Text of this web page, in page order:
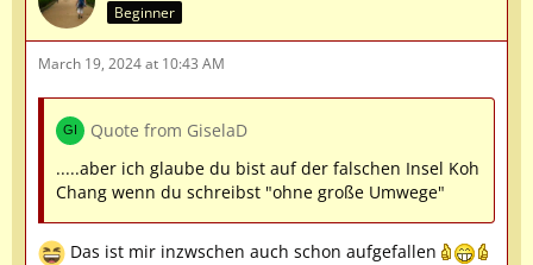
Beginner
March 19, 2024 at 10:43 AM
Quote from GiselaD
.....aber ich glaube du bist auf der falschen Insel Koh
Chang wenn du schreibst "ohne große Umwege"
Das ist mir inzwschen auch schon aufgefallen